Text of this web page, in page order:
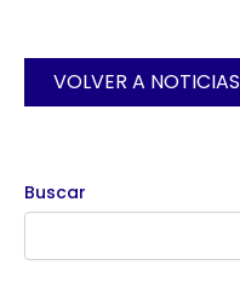
VOLVER A NOTICIAS
Buscar